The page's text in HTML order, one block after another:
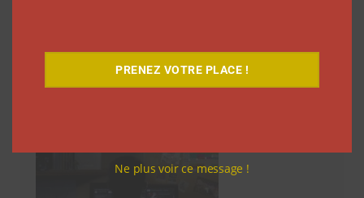
Découvrez notre documentaire
PRENEZ VOTRE PLACE !
Ne plus voir ce message !